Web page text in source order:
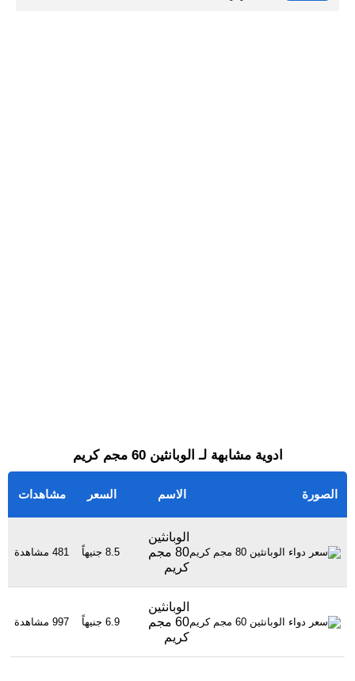
ادوية مشابهة لـ الوبانثين 60 مجم كريم
الصورة الاسم السعر مشاهدات
الوبانثين
80 مجم
كريم
8.5 جنيهاً 481 مشاهدة
الوبانثين
60 مجم
كريم
6.9 جنيهاً 997 مشاهدة